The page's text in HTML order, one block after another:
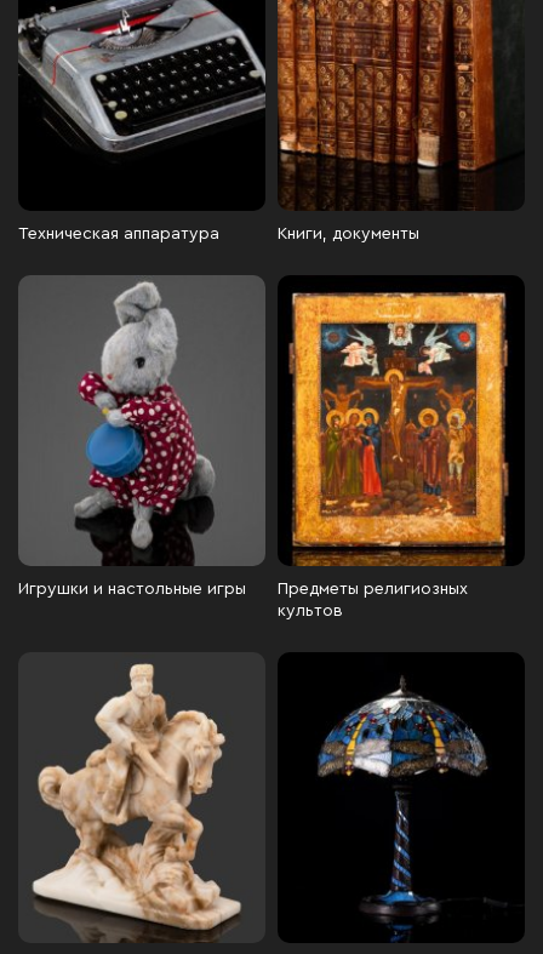
Техническая аппаратура Книги, документы
Игрушки и настольные игры
Предметы религиозных
культов